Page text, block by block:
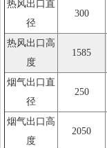
热风出口直
径
300
热风出口高
度
1585
烟气出口直
径
250
烟气出口高
度
2050